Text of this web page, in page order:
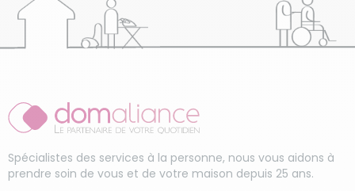
Spécialistes des services à la personne, nous vous aidons à
prendre soin de vous et de votre maison depuis 25 ans.